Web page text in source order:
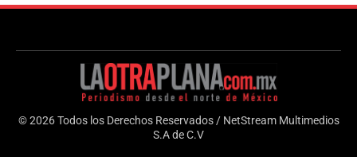
© 2026 Todos los Derechos Reservados / NetStream Multimedios
S.A de C.V